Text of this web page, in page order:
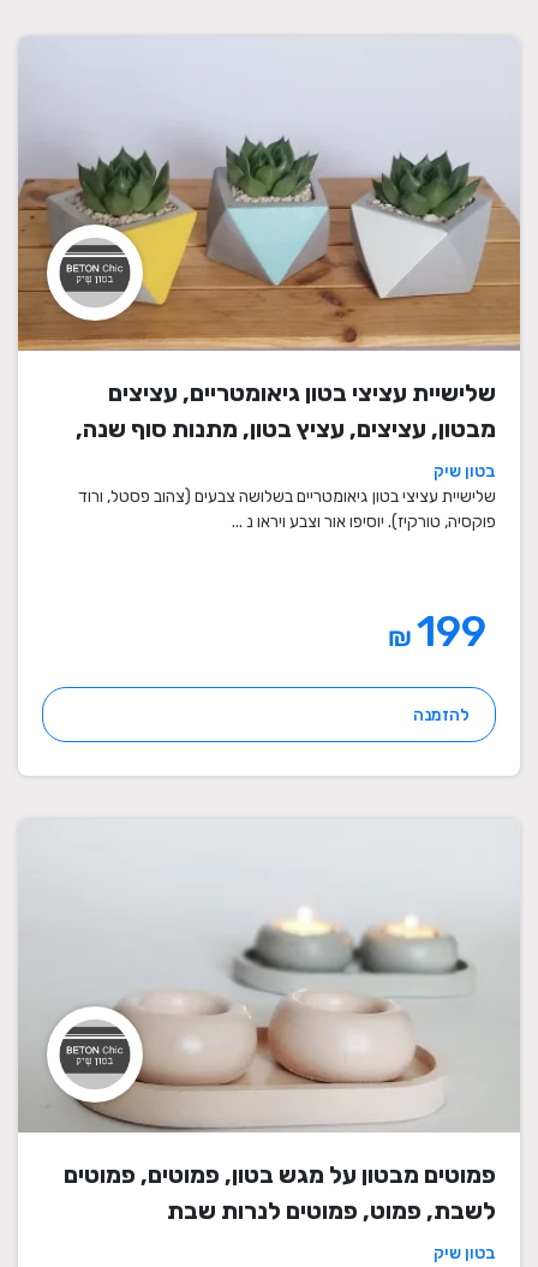
שלישיית עציצי בטון גיאומטריים, עציצים
מבטון, עציצים, עציץ בטון, מתנות סוף שנה,
מתנה לבית, מתנה ליום הולדת, עיצוב הבית,
מתנות סוף שנה למורים
בטון שיק
שלישיית עציצי בטון גיאומטריים בשלושה צבעים (צהוב פסטל, ורוד
פוקסיה, טורקיז). יוסיפו אור וצבע ויראו נ ...
₪
להזמנה
פמוטים מבטון על מגש בטון, פמוטים, פמוטים
לשבת, פמוט, פמוטים לנרות שבת
בטון שיק